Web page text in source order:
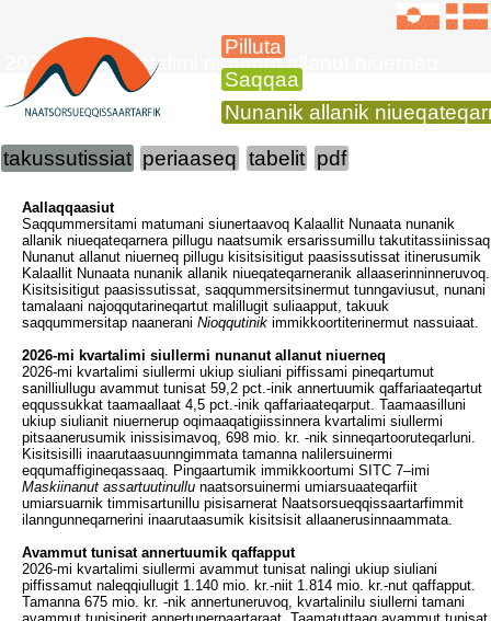
Pilluta
Saqqaa
Nunanik allanik
2026-mi 1. kvartalimi nunanut allanut niuerneq
takussutissiat periaaseq tabelit pdf